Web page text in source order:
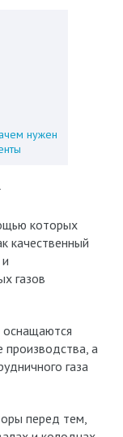
нужен
которых
качественный
газов
оснащаются
производства, а
газа
перед тем,